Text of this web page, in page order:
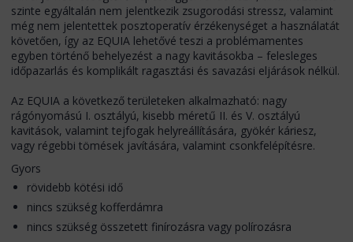
szinte egyáltalán nem jelentkezik zsugorodási stressz, valamint
még nem jelentettek posztoperatív érzékenységet a használatát
követően, így az EQUIA lehetővé teszi a problémamentes
egyben történő behelyezést a nagy kavitásokba – felesleges
időpazarlás és komplikált ragasztási és savazási eljárások nélkül.
Az EQUIA a következő területeken alkalmazható: nagy
rágónyomású I. osztályú, kisebb méretű II. és V. osztályú
kavitások, valamint tejfogak helyreállítására, gyökér káriesz,
vagy régebbi tömések javítására, valamint csonkfelépítésre.
Gyors
rövidebb kötési idő
nincs szükség kofferdámra
nincs szükség összetett finírozásra vagy polírozásra